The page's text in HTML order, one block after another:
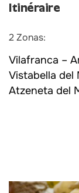
Itinéraire
2 Zonas:
Vilafranca –
Vistabella del
Atzeneta del